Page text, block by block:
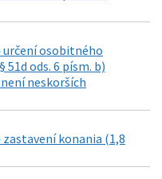
určení osobitného
ods. 6 písm. b)
neskorších
konania (1,8